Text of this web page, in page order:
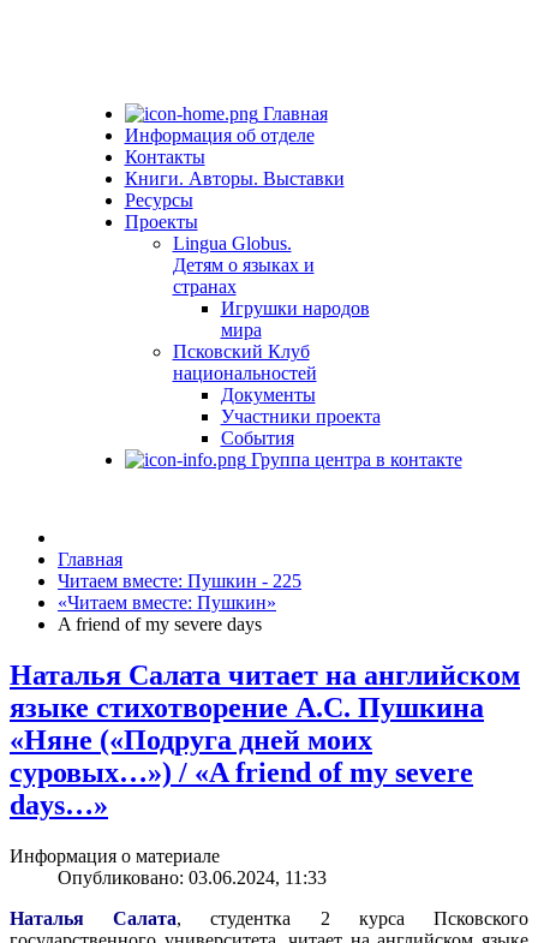
Главная
Информация об отделе
Контакты
Книги. Авторы. Выставки
Ресурсы
Проекты
Lingua Globus.
Детям о языках и
странах
Игрушки народов
мира
Псковский Клуб
национальностей
Документы
Участники проекта
События
Группа центра в контакте
Главная
Читаем вместе: Пушкин - 225
«Читаем вместе: Пушкин»
A friend of my severe days
Наталья Салата читает на английском
языке стихотворение А.С. Пушкина
«Няне («Подруга дней моих
суровых…») / «A friend of my severe
days…»
Информация о материале
Опубликовано: 03.06.2024, 11:33
Наталья Салата, студентка 2 курса Псковского